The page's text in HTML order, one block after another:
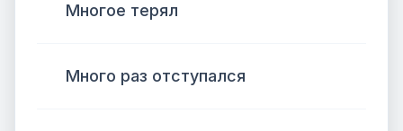
Многое терял
Много раз отступался